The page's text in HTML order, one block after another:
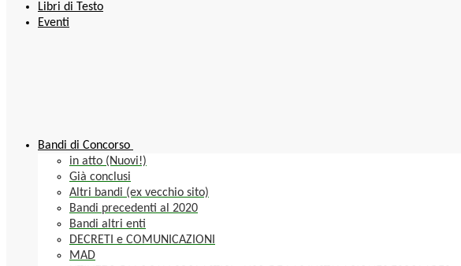
Libri di Testo
Eventi
Bandi di Concorso
in atto (Nuovi!)
Già conclusi
Altri bandi (ex vecchio sito)
Bandi precedenti al 2020
Bandi altri enti
DECRETI e COMUNICAZIONI
MAD